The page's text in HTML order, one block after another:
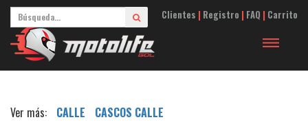
Clientes | Registro | FAQ | Carrito
Toggle
Ver más: CALLE CASCOS CALLE